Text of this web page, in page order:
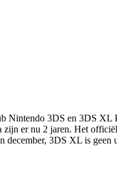
Nintendo 3DS en 3DS XL
zijn er nu 2 jaren. Het
december, 3DS XL is